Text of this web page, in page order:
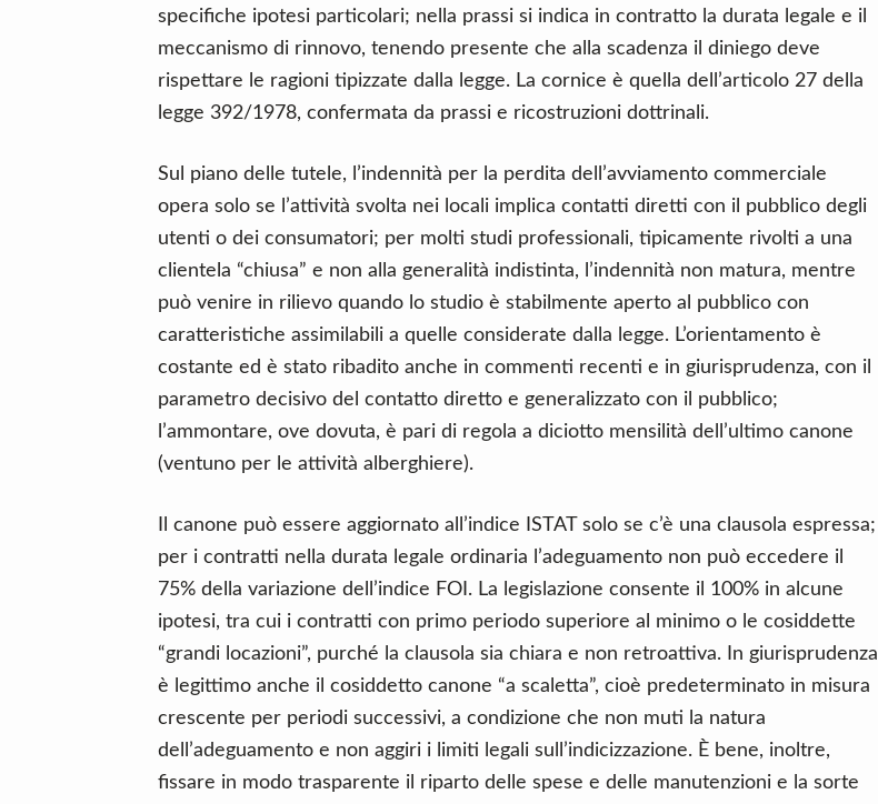
specifiche ipotesi particolari; nella prassi si indica in contratto la durata legale e il
meccanismo di rinnovo, tenendo presente che alla scadenza il diniego deve
rispettare le ragioni tipizzate dalla legge. La cornice è quella dell’articolo 27 della
legge 392/1978, confermata da prassi e ricostruzioni dottrinali.
Sul piano delle tutele, l’indennità per la perdita dell’avviamento commerciale
opera solo se l’attività svolta nei locali implica contatti diretti con il pubblico degli
utenti o dei consumatori; per molti studi professionali, tipicamente rivolti a una
clientela “chiusa” e non alla generalità indistinta, l’indennità non matura, mentre
può venire in rilievo quando lo studio è stabilmente aperto al pubblico con
caratteristiche assimilabili a quelle considerate dalla legge. L’orientamento è
costante ed è stato ribadito anche in commenti recenti e in giurisprudenza, con il
parametro decisivo del contatto diretto e generalizzato con il pubblico;
l’ammontare, ove dovuta, è pari di regola a diciotto mensilità dell’ultimo canone
(ventuno per le attività alberghiere).
Il canone può essere aggiornato all’indice ISTAT solo se c’è una clausola espressa;
per i contratti nella durata legale ordinaria l’adeguamento non può eccedere il
75% della variazione dell’indice FOI. La legislazione consente il 100% in alcune
ipotesi, tra cui i contratti con primo periodo superiore al minimo o le cosiddette
“grandi locazioni”, purché la clausola sia chiara e non retroattiva. In giurisprudenza
è legittimo anche il cosiddetto canone “a scaletta”, cioè predeterminato in misura
crescente per periodi successivi, a condizione che non muti la natura
dell’adeguamento e non aggiri i limiti legali sull’indicizzazione. È bene, inoltre,
fissare in modo trasparente il riparto delle spese e delle manutenzioni e la sorte